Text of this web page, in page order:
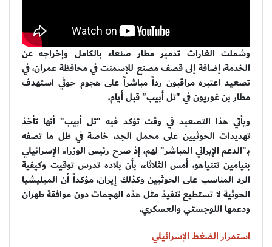
وشملت الغارات تدمير مطار صنعاء بالكامل وإخراجه عن
الخدمة، إضافة إلى قصف مصنع للإسمنت في محافظة عمران، في
تصعيد اعتبره مراقبون رداً مباشراً على هجوم حوثي استهدف
مطار بن غوريون في "تل أبيب" قبل أيام.
ويأتي هذا التصعيد في وقت تؤكد فيه "تل أبيب" أنها تأخذ
تهديدات الحوثيين على محمل الجد، خاصة في ظل ما تصفه
بـ"الدعم الإيراني المباشر" لهم، إذ صرح رئيس الوزراء الإسرائيلي
بنيامين نتنياهو، أمس الثلاثاء، بأن بلاده تدرس توقيت وكيفية
الرد المناسب على الحوثيين وكذلك إيران، مؤكداً أن الميليشيا
الحوثية لا تستطيع تنفيذ مثل هذه الهجمات دون موافقة طهران
ودعمها اللوجستي والعسكري.
استمرار الضغط الإسرائيلي